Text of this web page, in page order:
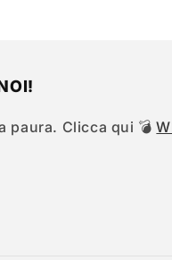
paura. Clicca qui 💣